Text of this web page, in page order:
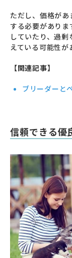
ただし、価格が
する必要がありま
していたり、過
えている可能性が
【関連記事】
ブリーダーと
信頼できる優